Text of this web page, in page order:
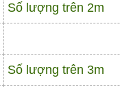
Số lượng trên 2m
Số lượng trên 3m